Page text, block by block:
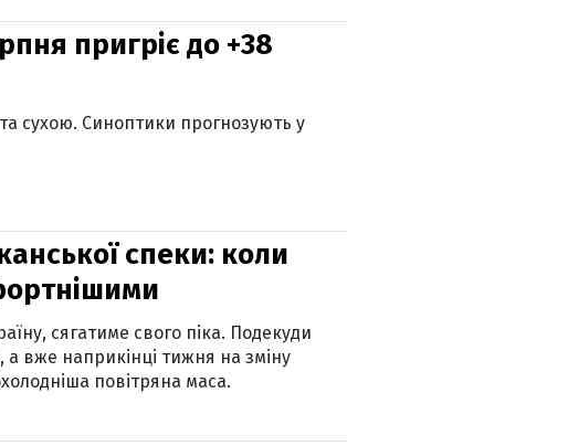
пригріє до +38
сухою. Синоптики прогнозують у
спеки: коли
сягатиме свого піка. Подекуди
а вже наприкінці тижня на зміну
повітряна маса.